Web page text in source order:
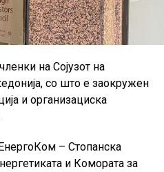
на Сојузот на
со што е заокружен
и организациска
– Стопанска
и Комората за